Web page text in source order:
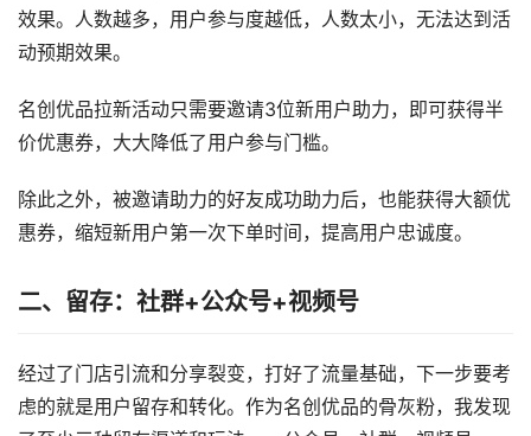
效果。人数越多，用户参与度越低，人数太小，无法达到活
动预期效果。
名创优品拉新活动只需要邀请3位新用户助力，即可获得半
价优惠券，大大降低了用户参与门槛。
除此之外，被邀请助力的好友成功助力后，也能获得大额优
惠券，缩短新用户第一次下单时间，提高用户忠诚度。
二、留存：社群+公众号+视频号
经过了门店引流和分享裂变，打好了流量基础，下一步要考
虑的就是用户留存和转化。作为名创优品的骨灰粉，我发现